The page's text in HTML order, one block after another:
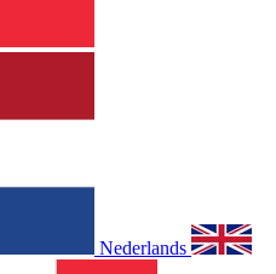
Nederlands